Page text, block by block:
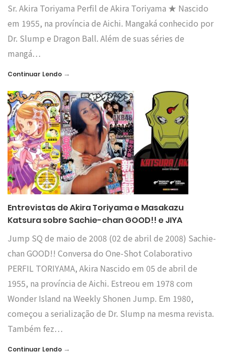
Sr. Akira Toriyama Perfil de Akira Toriyama ★ Nascido
em 1955, na província de Aichi. Mangaká conhecido por
Dr. Slump e Dragon Ball. Além de suas séries de
mangá…
Continuar Lendo →
Entrevistas de Akira Toriyama e Masakazu
Katsura sobre Sachie-chan GOOD!! e JIYA
Jump SQ de maio de 2008 (02 de abril de 2008) Sachie-
chan GOOD!! Conversa do One-Shot Colaborativo
PERFIL TORIYAMA, Akira Nascido em 05 de abril de
1955, na província de Aichi. Estreou em 1978 com
Wonder Island na Weekly Shonen Jump. Em 1980,
começou a serialização de Dr. Slump na mesma revista.
Também fez…
Continuar Lendo →